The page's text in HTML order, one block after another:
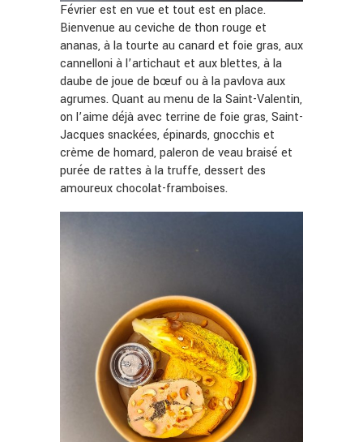
Février est en vue et tout est en place.
Bienvenue au ceviche de thon rouge et
ananas, à la tourte au canard et foie gras, aux
cannelloni à l’artichaut et aux blettes, à la
daube de joue de bœuf ou à la pavlova aux
agrumes. Quant au menu de la Saint-Valentin,
on l’aime déjà avec terrine de foie gras, Saint-
Jacques snackées, épinards, gnocchis et
crème de homard, paleron de veau braisé et
purée de rattes à la truffe, dessert des
amoureux chocolat-framboises.